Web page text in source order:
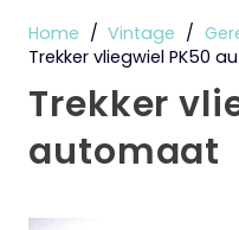
Home / Vintage /
Trekker vliegwiel PK50
Trekker
automaat